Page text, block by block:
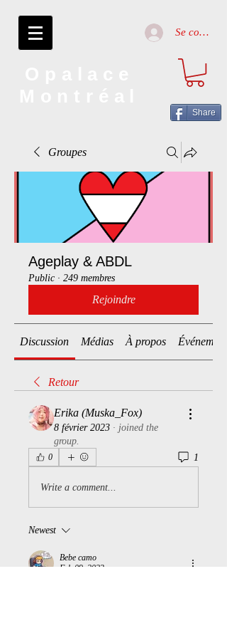
Se connecter
Share
Groupes
Ageplay & ABDL
Public · 249 membres
Rejoindre
Discussion Médias À propos Événements
Retour
Erika (Muska_Fox)
8 février 2023 · joined the
group.
0 1
Write a comment...
Newest
Bebe camo
Feb 09, 2023